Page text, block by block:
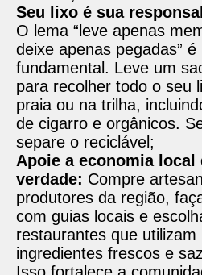
Seu lixo é sua
O lema “leve apenas
deixe apenas pegadas” é
fundamental. Leve um
para recolher todo o seu
praia ou na trilha,
de cigarro e orgânicos.
separe o reciclável;
Apoie a economia local
verdade: Compre
produtores da região,
com guias locais e
restaurantes que utilizam
ingredientes frescos e